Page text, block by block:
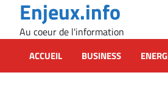
content
Enjeux.info
Au coeur de l'information
ACCUEIL BUSINESS